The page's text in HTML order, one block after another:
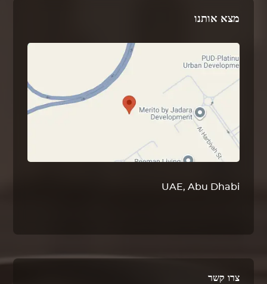
מצא אותנו
UAE, Abu Dhabi
צרו קשר